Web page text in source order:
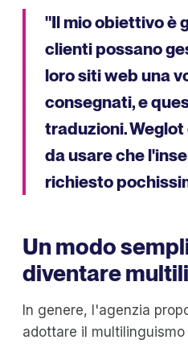
"Il mio obiettivo è
clienti possano
loro siti web una
consegnati, e
traduzioni.
da usare che
richiesto
Un modo
diventare
In genere, l'agenzia
adottare il